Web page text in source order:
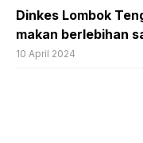
Dinkes Lombok
makan berlebihan
10 April 2024